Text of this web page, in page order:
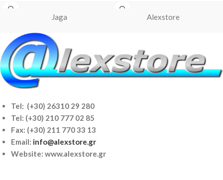
15Χ20 cm Βάρος : 0.290 kg Χρώμα
γυαλί Διαστάσεις : 20Χ25 cm
Βάρος : 0.405kg
Jaga Alexstore
Tel: (+30) 26310 29 280
Tel: (+30) 210 777 02 85
Fax: (+30) 211 770 33 13
Email: info@alexstore.gr
Website: www.alexstore.gr